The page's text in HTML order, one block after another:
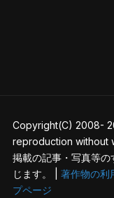
Copyright(C) 2008-
reproduction without
掲載の記事・写真等
じます。 | 著作物の利
プページ